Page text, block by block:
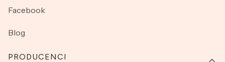
Facebook
Blog
PRODUCENCI